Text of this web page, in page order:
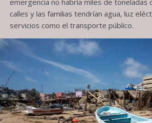
calles y las familias tendrían agua, luz
servicios como el transporte público.